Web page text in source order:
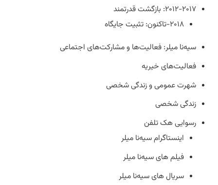
۲۰۱۲-۲۰۱۷: بازگشت قدرتمند
۲۰۱۸-تاکنون: تثبیت جایگاه
سیه‌نا میلر: فعالیت‌ها و مشارکت‌های اجتماعی
فعالیت‌های خیریه
شهرت عمومی و زندگی شخصی
زندگی شخصی
رسوایی هک تلفن
اینستاگرام سیه‌نا میلر
فیلم‌ های سیه‌نا میلر
سریال های سیه‌نا میلر